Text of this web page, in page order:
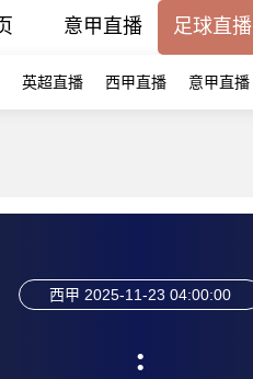
意甲直播 足球直播
英超直播 西甲直播 意甲直播
西甲 2025-11-23 04:00:00
: